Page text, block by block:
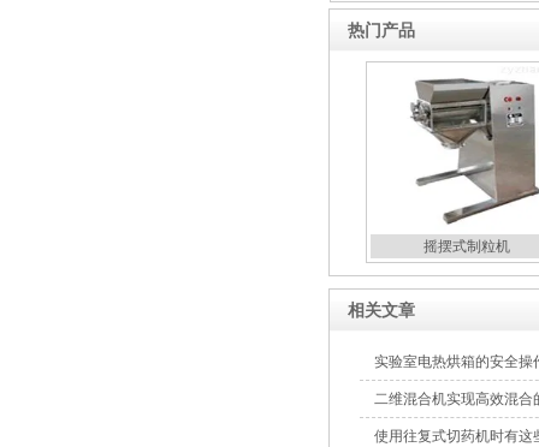
热门产品
摇摆式制粒机
相关文章
实验室电热烘箱的安全操
二维混合机实现高效混合
使用往复式切药机时有这